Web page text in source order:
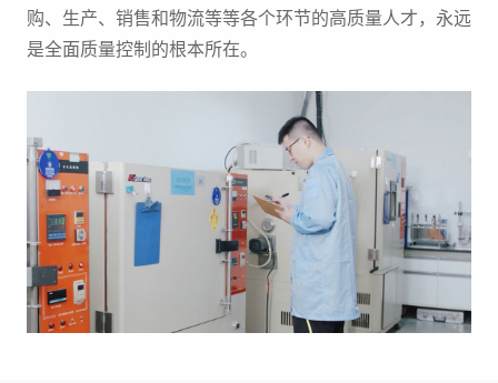
购、生产、销售和物流等等各个环节的高质量人才，永远
是全面质量控制的根本所在。